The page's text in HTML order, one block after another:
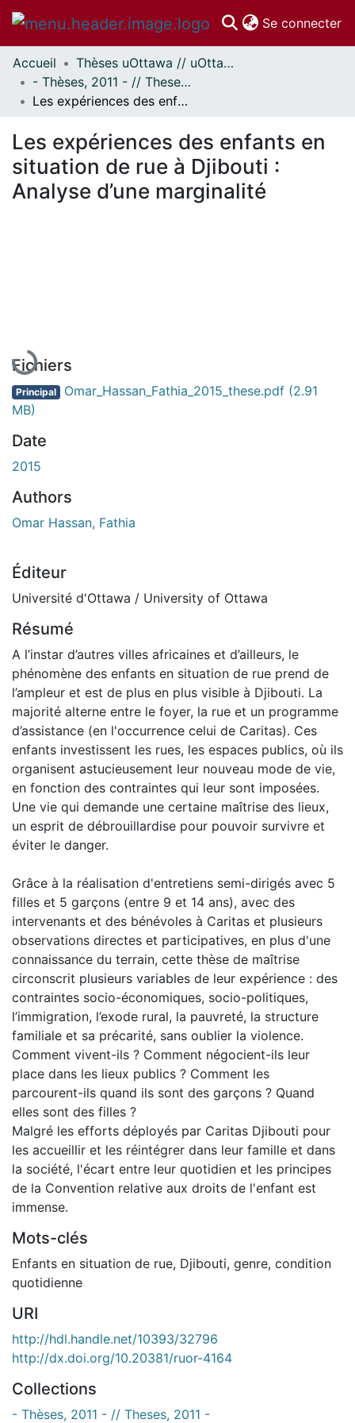
Se connecter
Communautés
et collections
Parcourir
À propos
Accueil
Thèses uOttawa // uOttawa Theses
- Thèses, 2011 - // Theses, 2011 -
Les expériences des enfants en situation de rue à Djibouti : Analyse d’une marginalité
Les expériences des enfants en
situation de rue à Djibouti :
Analyse d’une marginalité
Fichiers
Principal Omar_Hassan_Fathia_2015_these.pdf (2.91
MB)
Date
2015
Authors
Omar Hassan, Fathia
Éditeur
Université d'Ottawa / University of Ottawa
Résumé
A l’instar d’autres villes africaines et d’ailleurs, le
phénomène des enfants en situation de rue prend de
l’ampleur et est de plus en plus visible à Djibouti. La
majorité alterne entre le foyer, la rue et un programme
d’assistance (en l'occurrence celui de Caritas). Ces
enfants investissent les rues, les espaces publics, où ils
organisent astucieusement leur nouveau mode de vie,
en fonction des contraintes qui leur sont imposées.
Une vie qui demande une certaine maîtrise des lieux,
un esprit de débrouillardise pour pouvoir survivre et
éviter le danger.
Grâce à la réalisation d'entretiens semi-dirigés avec 5
filles et 5 garçons (entre 9 et 14 ans), avec des
intervenants et des bénévoles à Caritas et plusieurs
observations directes et participatives, en plus d'une
connaissance du terrain, cette thèse de maîtrise
circonscrit plusieurs variables de leur expérience : des
contraintes socio-économiques, socio-politiques,
l’immigration, l’exode rural, la pauvreté, la structure
familiale et sa précarité, sans oublier la violence.
Comment vivent-ils ? Comment négocient-ils leur
place dans les lieux publics ? Comment les
parcourent-ils quand ils sont des garçons ? Quand
elles sont des filles ?
Malgré les efforts déployés par Caritas Djibouti pour
les accueillir et les réintégrer dans leur famille et dans
la société, l'écart entre leur quotidien et les principes
de la Convention relative aux droits de l'enfant est
immense.
Mots-clés
Enfants en situation de rue, Djibouti, genre, condition
quotidienne
URI
http://hdl.handle.net/10393/32796
http://dx.doi.org/10.20381/ruor-4164
Collections
- Thèses, 2011 - // Theses, 2011 -